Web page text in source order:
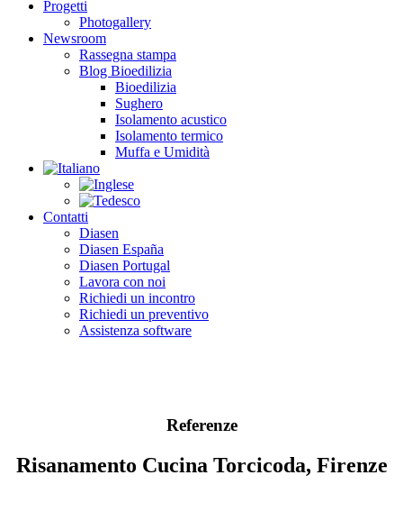
Progetti
Photogallery
Newsroom
Rassegna stampa
Blog Bioedilizia
Bioedilizia
Sughero
Isolamento acustico
Isolamento termico
Muffa e Umidità
Contatti
Diasen
Diasen España
Diasen Portugal
Lavora con noi
Richiedi un incontro
Richiedi un preventivo
Assistenza software
Referenze
Risanamento Cucina Torcicoda, Firenze